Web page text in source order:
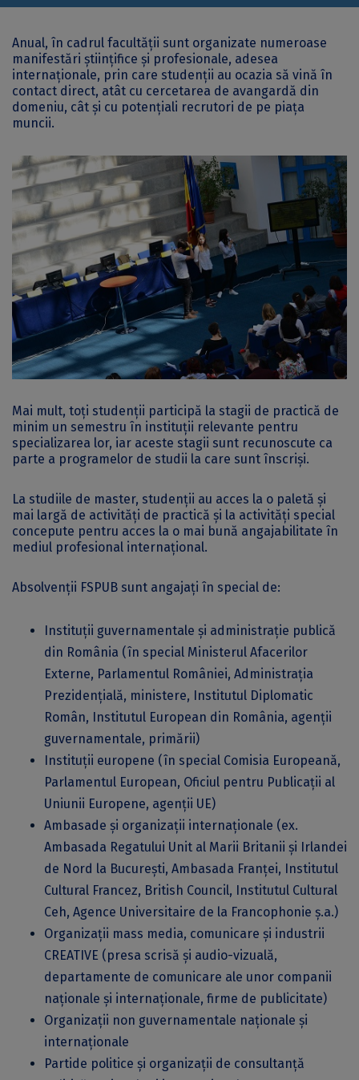
Anual, în cadrul facultății sunt organizate numeroase
manifestări științifice și profesionale, adesea
internaționale, prin care studenții au ocazia să vină în
contact direct, atât cu cercetarea de avangardă din
domeniu, cât și cu potențiali recrutori de pe piața
muncii.
Mai mult, toți studenții participă la stagii de practică de
minim un semestru în instituții relevante pentru
specializarea lor, iar aceste stagii sunt recunoscute ca
parte a programelor de studii la care sunt înscriși.
La studiile de master, studenții au acces la o paletă și
mai largă de activități de practică și la activități special
concepute pentru acces la o mai bună angajabilitate în
mediul profesional internațional.
Absolvenții FSPUB sunt angajați în special de:
Instituții guvernamentale și administrație publică
din România (în special Ministerul Afacerilor
Externe, Parlamentul României, Administrația
Prezidențială, ministere, Institutul Diplomatic
Român, Institutul European din România, agenții
guvernamentale, primării)
Instituții europene (în special Comisia Europeană,
Parlamentul European, Oficiul pentru Publicații al
Uniunii Europene, agenții UE)
Ambasade și organizații internaționale (ex.
Ambasada Regatului Unit al Marii Britanii și Irlandei
de Nord la București, Ambasada Franței, Institutul
Cultural Francez, British Council, Institutul Cultural
Ceh, Agence Universitaire de la Francophonie ș.a.)
Organizații mass media, comunicare și industrii
CREATIVE (presa scrisă și audio-vizuală,
departamente de comunicare ale unor companii
naționale și internaționale, firme de publicitate)
Organizații non guvernamentale naționale și
internaționale
Partide politice și organizații de consultanță